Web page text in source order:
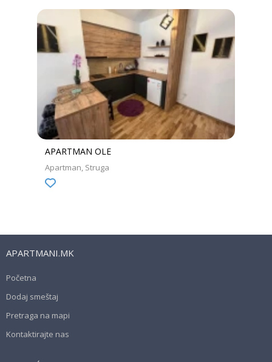
APARTMAN OLE
Apartman Struga
APARTMANI.MK
Početna
Dodaj smeštaj
Pretraga na mapi
Kontaktirajte nas